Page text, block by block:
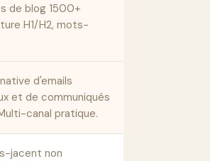
de blog 1500+
H1/H2, mots-
d'emails
et de communiqués
canal pratique.
jacent non